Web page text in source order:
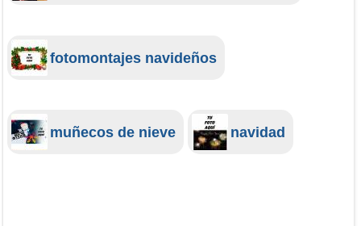
fotomontajes navideños
muñecos de nieve navidad